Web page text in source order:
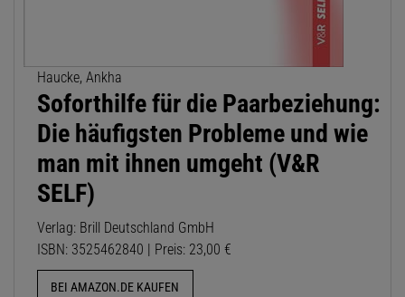
Haucke, Ankha
Soforthilfe für die Paarbeziehung:
Die häufigsten Probleme und wie
man mit ihnen umgeht (V&R
SELF)
Verlag: Brill Deutschland GmbH
ISBN: 3525462840 | Preis: 23,00 €
BEI AMAZON.DE KAUFEN